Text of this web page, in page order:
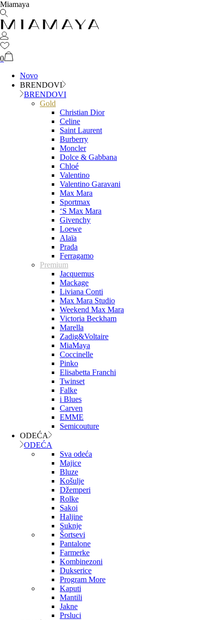
Miamaya
0
Novo
BRENDOVI
BRENDOVI
Gold
Christian Dior
Celine
Saint Laurent
Burberry
Moncler
Dolce & Gabbana
Chloé
Valentino
Valentino Garavani
Max Mara
Sportmax
‘S Max Mara
Givenchy
Loewe
Alaïa
Prada
Ferragamo
Premium
Jacquemus
Mackage
Liviana Conti
Max Mara Studio
Weekend Max Mara
Victoria Beckham
Marella
Zadig&Voltaire
MiaMaya
Coccinelle
Pinko
Elisabetta Franchi
Twinset
Falke
i Blues
Carven
EMME
Semicouture
ODEĆA
ODEĆA
Sva odeća
Majice
Bluze
Košulje
Džemperi
Rolke
Sakoi
Haljine
Suknje
Šortsevi
Pantalone
Farmerke
Kombinezoni
Dukserice
Program More
Kaputi
Mantili
Jakne
Prsluci